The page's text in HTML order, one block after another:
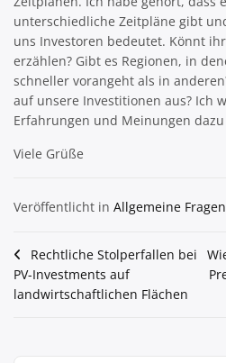
unterschiedliche Zeitpläne gibt
uns Investoren bedeutet. Könnt
erzählen? Gibt es Regionen, in
schneller vorangeht als in
auf unsere Investitionen aus? Ich
Erfahrungen und Meinungen
Viele Grüße
Veröffentlicht in Allgemeine Fragen
Beitragsnavigation
Rechtliche Stolperfallen bei
PV-Investments auf
landwirtschaftlichen Flächen